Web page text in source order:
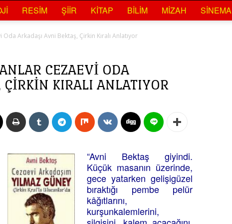
RESIM ŞIIR KITAP BILIM MIZAH SINEMA
Oda Arkadaşı Avni Bektaş, Çirkin Kıralı Anlatıyor
CEZAEVI ODA
KIRALI ANLATIYOR
“Avni Bektaş giyindi.
Küçük masanın üzerinde,
gece yatarken gelişigüzel
bıraktığı pembe pelür
kâğıtlarını,
kurşunkalemlerini,